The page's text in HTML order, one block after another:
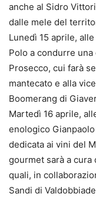
anche al Sidro
dalle mele del
Lunedì 15 aprile,
Polo a condurre una
Prosecco, cui farà
mantecato e alla
Boomerang di
Martedì 16 aprile,
enologico
dedicata ai vini del
gourmet sarà a cura
quali, in
Sandi di